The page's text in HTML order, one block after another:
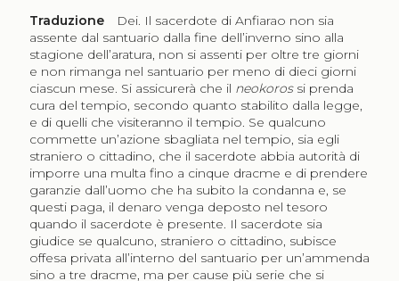
TraduzioneDei. Il sacerdote di Anfiarao non sia
assente dal santuario dalla fine dell’inverno sino alla
stagione dell’aratura, non si assenti per oltre tre giorni
e non rimanga nel santuario per meno di dieci giorni
ciascun mese. Si assicurerà che il neokorossi prenda
cura del tempio, secondo quanto stabilito dalla legge,
e di quelli che visiteranno il tempio. Se qualcuno
commette un’azione sbagliata nel tempio, sia egli
straniero o cittadino, che il sacerdote abbia autorità di
imporre una multa fino a cinque dracme e di prendere
garanzie dall’uomo che ha subito la condanna e, se
questi paga, il denaro venga deposto nel tesoro
quando il sacerdote è presente. Il sacerdote sia
giudice se qualcuno, straniero o cittadino, subisce
offesa privata all’interno del santuario per un’ammenda
sino a tre dracme, ma per cause più serie che si